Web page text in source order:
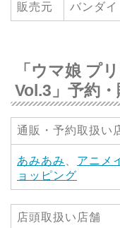
販売元 バンダイ
「ウマ娘 プ
Vol.3」予約
通販・予約取扱い
あみあみ アニメ
ョッピング
店頭取扱い店舗